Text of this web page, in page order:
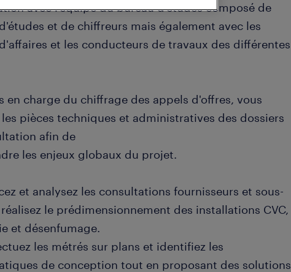
avec l'équipe du bureau d'études composé de
et de chiffreurs mais également avec les
et les conducteurs de travaux des différentes
en charge du chiffrage des appels d'offres, vous
les pièces techniques et administratives des dossiers
afin de
les enjeux globaux du projet.
et analysez les consultations fournisseurs et sous-
le prédimensionnement des installations CVC,
et désenfumage.
les métrés sur plans et identifiez les
de conception tout en proposant des solutions